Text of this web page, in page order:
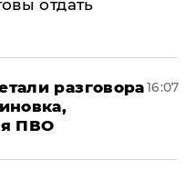
отдать
разговора
ПВО
16:07